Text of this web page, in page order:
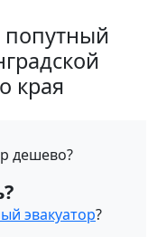
попутный
края
дешево?
эвакуатор?